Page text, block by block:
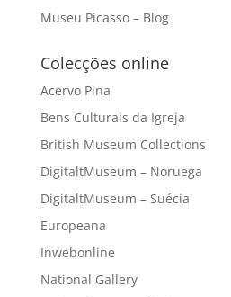
Museu Picasso – Blog
Colecções online
Acervo Pina
Bens Culturais da Igreja
British Museum Collections
DigitaltMuseum – Noruega
DigitaltMuseum – Suécia
Europeana
Inwebonline
National Gallery